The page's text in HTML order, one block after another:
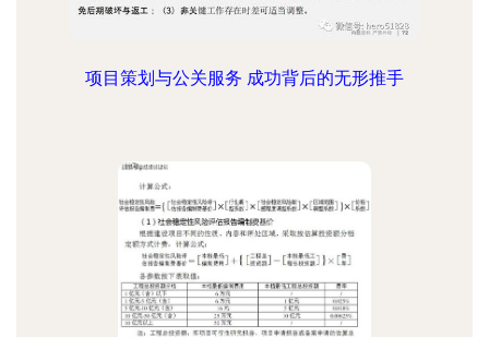
项目策划与公关服务 成功背后的无形推手